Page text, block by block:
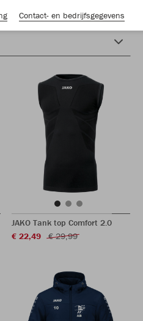
JAKO Tank top Comfort 2.0
€ 22,49
€ 29,99
Contact- en bedrijfsgegevens